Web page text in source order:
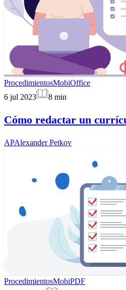
ProcedimientosMobiOffice
6 jul 2023
8 min
Cómo redactar un
APAlexander Petkov
ProcedimientosMobiPDF